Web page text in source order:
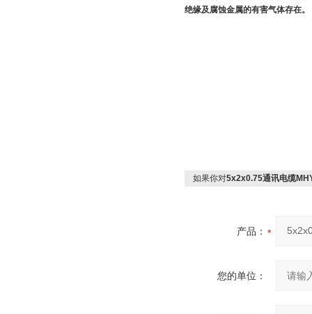
绝缘及腐蚀金属的有害气体存在
如果你对5x2x0.75通讯电缆
产品：
您的单位：